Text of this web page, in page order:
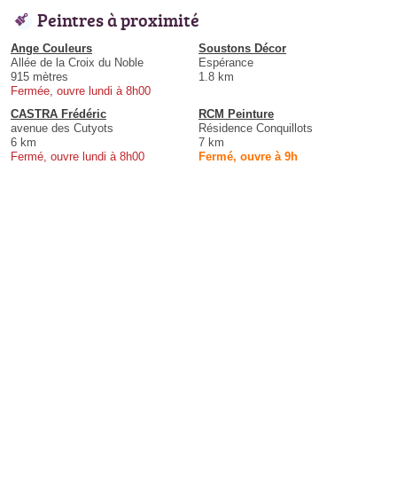
Peintres à proximité
Ange Couleurs
Allée de la Croix du Noble
915 mètres
Fermée, ouvre lundi à 8h00
Soustons Décor
Espérance
1.8 km
CASTRA Frédéric
avenue des Cutyots
6 km
Fermé, ouvre lundi à 8h00
RCM Peinture
Résidence Conquillots
7 km
Fermé, ouvre à 9h